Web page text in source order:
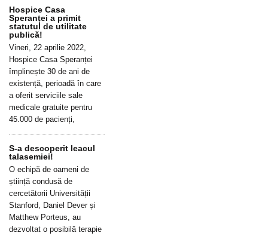
Hospice Casa
Speranței a primit
statutul de utilitate
publică!
Vineri, 22 aprilie 2022,
Hospice Casa Speranței
împlinește 30 de ani de
existență, perioadă în care
a oferit serviciile sale
medicale gratuite pentru
45.000 de pacienți,
S-a descoperit leacul
talasemiei!
O echipă de oameni de
știință condusă de
cercetătorii Universității
Stanford, Daniel Dever și
Matthew Porteus, au
dezvoltat o posibilă terapie